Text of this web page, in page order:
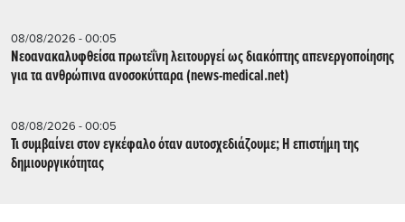
08/08/2026 - 00:05
Νεοανακαλυφθείσα πρωτεΐνη λειτουργεί ως διακόπτης απενεργοποίησης
για τα ανθρώπινα ανοσοκύτταρα (news-medical.net)
08/08/2026 - 00:05
Τι συμβαίνει στον εγκέφαλο όταν αυτοσχεδιάζουμε; Η επιστήμη της
δημιουργικότητας